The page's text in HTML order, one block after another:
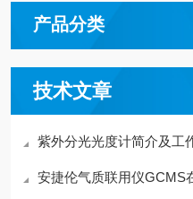
产品分类
技术文章
紫外分光光度计简介及工
安捷伦气质联用仪GCMS